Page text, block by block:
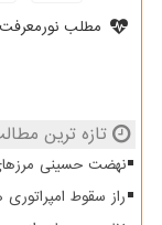
مطلب
تازه ترین
نهضت حسینی
راز سقوط